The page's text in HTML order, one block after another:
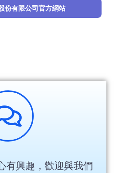
份有限公司官方網站
有興趣，歡迎與我們